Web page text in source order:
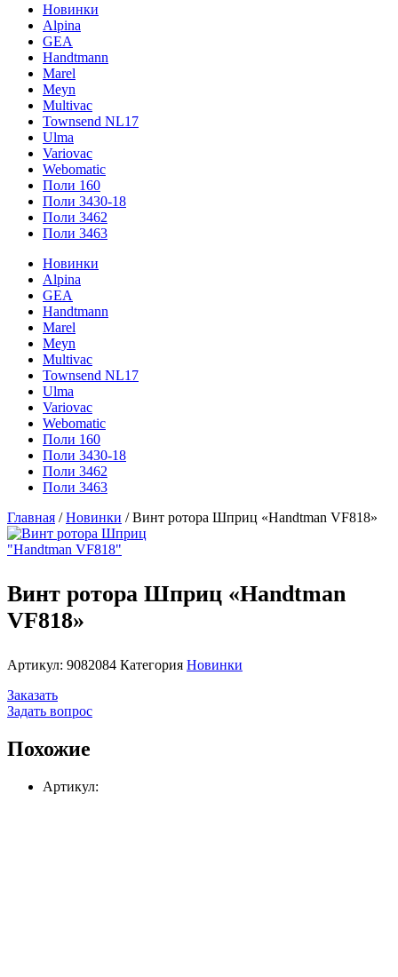
Новинки
Alpina
GEA
Handtmann
Marel
Meyn
Multivac
Townsend NL17
Ulma
Variovac
Webomatic
Поли 160
Поли 3430-18
Поли 3462
Поли 3463
Новинки
Alpina
GEA
Handtmann
Marel
Meyn
Multivac
Townsend NL17
Ulma
Variovac
Webomatic
Поли 160
Поли 3430-18
Поли 3462
Поли 3463
Главная /Новинки / Винт ротора Шприц «Handtman VF818»
Винт ротора Шприц «Handtman
VF818»
Артикул: 9082084 Категория Новинки
Заказать
Задать вопрос
Похожие
Артикул: